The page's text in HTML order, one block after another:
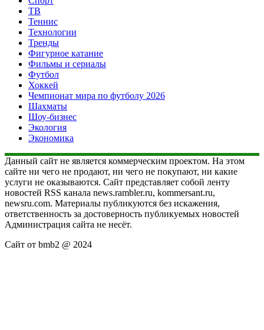
ТВ
Теннис
Технологии
Тренды
Фигурное катание
Фильмы и сериалы
Футбол
Хоккей
Чемпионат мира по футболу 2026
Шахматы
Шоу-бизнес
Экология
Экономика
Данный сайт не является коммерческим проектом. На этом
сайте ни чего не продают, ни чего не покупают, ни какие
услуги не оказываются. Сайт представляет собой ленту
новостей RSS канала news.rambler.ru, kommersant.ru,
newsru.com. Материалы публикуются без искажения,
ответственность за достоверность публикуемых новостей
Администрация сайта не несёт.
Сайт от bmb2 @ 2024